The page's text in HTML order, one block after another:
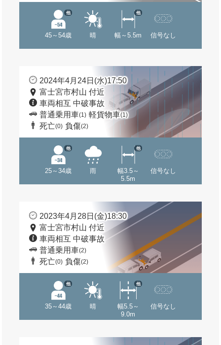
45～54歳
他
晴 幅～5.5m
他
信号なし
2024年4月24日(水)17:50
富士宮市村山 付近
車両相互 中破事故
普通乗用車(1) 軽貨物車(1)
死亡(0) 負傷(2)
25～34歳
他
雨
幅3.5～
5.5m
他
信号なし
2023年4月28日(金)18:30
富士宮市村山 付近
車両相互 中破事故
普通乗用車(2)
死亡(0) 負傷(2)
35～44歳
他
晴
幅5.5～
9.0m
他
信号なし